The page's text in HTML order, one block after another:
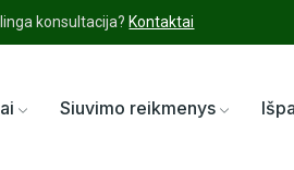
konsultacija? Kontaktai
Siuvimo reikmenys